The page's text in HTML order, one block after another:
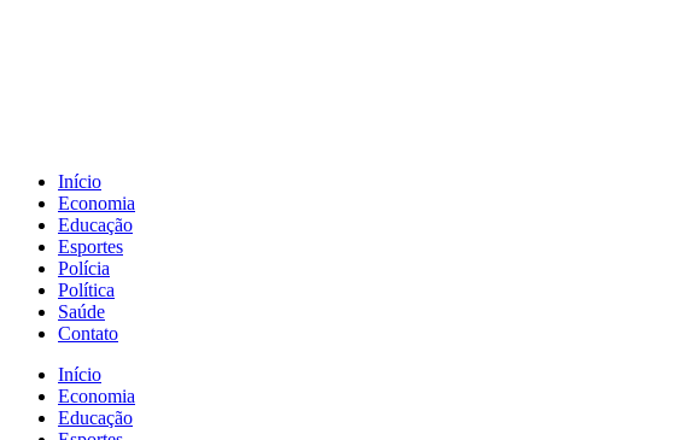
Início
Economia
Educação
Esportes
Polícia
Política
Saúde
Contato
Início
Economia
Educação